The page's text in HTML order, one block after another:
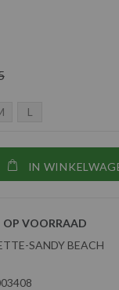
L
IN
OP VOORRAAD
SANDY BEACH